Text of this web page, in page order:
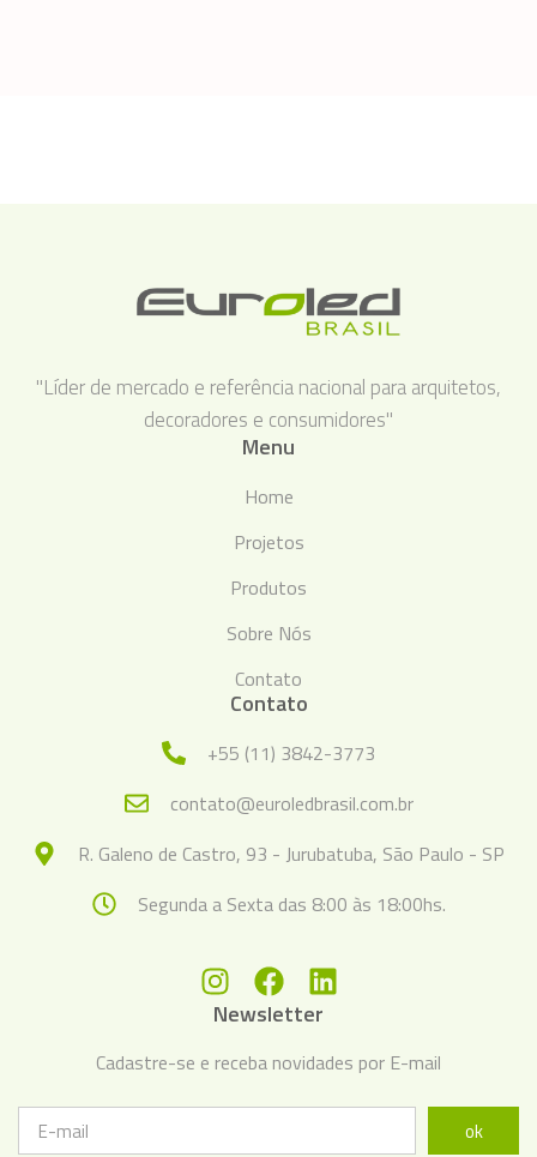
"Líder de mercado e referência nacional para arquitetos,
decoradores e consumidores"
Menu
Home
Projetos
Produtos
Sobre Nós
Contato
Contato
+55 (11) 3842-3773
contato@euroledbrasil.com.br
R. Galeno de Castro, 93 - Jurubatuba, São Paulo - SP
Segunda a Sexta das 8:00 às 18:00hs.
Newsletter
Cadastre-se e receba novidades por E-mail
ok